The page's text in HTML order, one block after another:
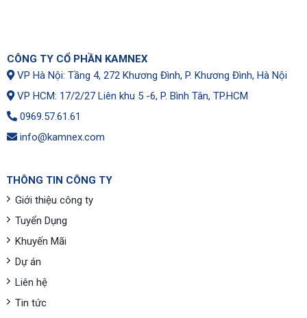
CÔNG TY CỔ PHẦN KAMNEX
VP Hà Nội: Tầng 4, 272 Khương Đình, P. Khương Đình, Hà Nội
VP HCM: 17/2/27 Liên khu 5 -6, P. Bình Tân, TP.HCM
0969.57.61.61
info@kamnex.com
THÔNG TIN CÔNG TY
Giới thiệu công ty
Tuyển Dụng
Khuyến Mãi
Dự án
Liên hệ
Tin tức